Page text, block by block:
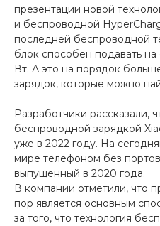
Оплачивайте
25% картой любого
Получайте товар
выбранный
Оставшиеся75%
списыватьсяс
25 каждые 2
презентации новой
и беспроводной
последней беспроводной
блок способен подавать
Вт. А это на порядок
зарядок, которые можно
Разработчики рассказали,
беспроводной зарядкой
уже в 2022 году. На
мире телефоном без
выпущенный в 2020 года.
В компании отметили, что
пор является основным
за того, что технология